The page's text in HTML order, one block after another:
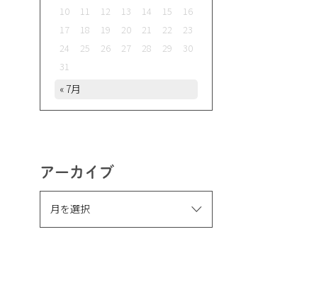
10
11 12 13 14 15
16
17
18 19 20 21 22
23
24
25 26 27 28 29
30
31
« 7月
アーカイブ